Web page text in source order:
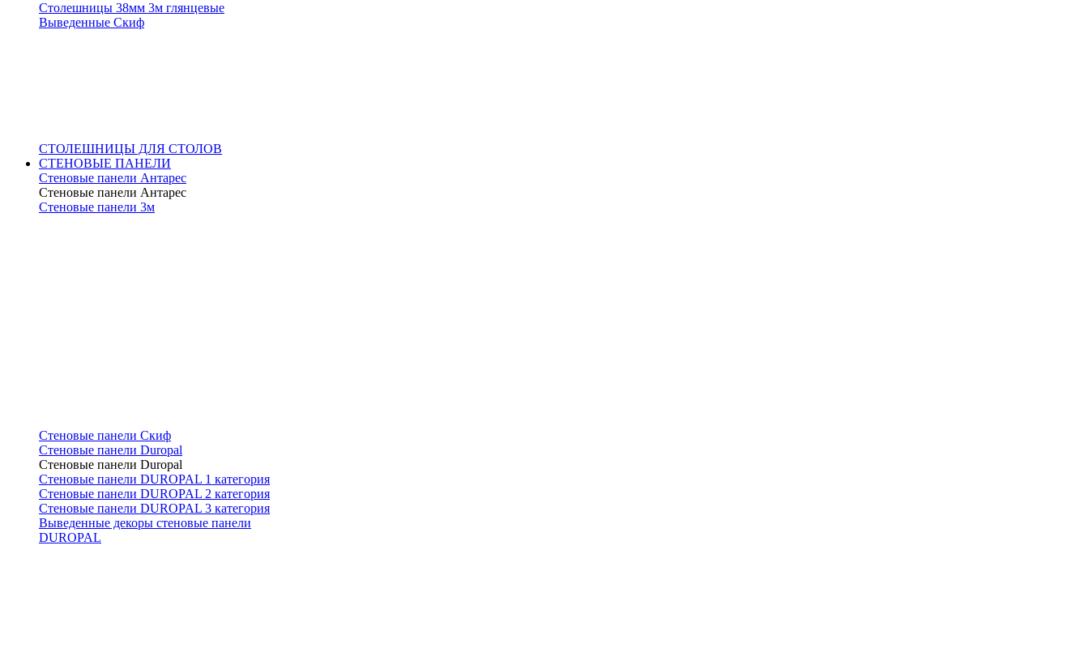
Столешницы 38мм 3м глянцевые
Выведенные Скиф
СТОЛЕШНИЦЫ ДЛЯ СТОЛОВ
СТЕНОВЫЕ ПАНЕЛИ
Стеновые панели Антарес
Стеновые панели Антарес
Стеновые панели 3м
Стеновые панели Скиф
Стеновые панели Duropal
Стеновые панели Duropal
Стеновые панели DUROPAL 1 категория
Стеновые панели DUROPAL 2 категория
Стеновые панели DUROPAL 3 категория
Выведенные декоры стеновые панели
DUROPAL